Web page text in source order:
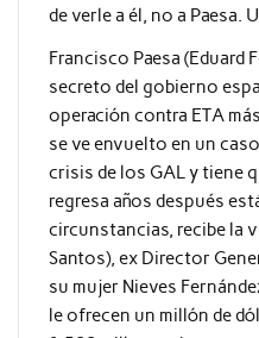
de verle a él, no a Paesa.
Francisco Paesa (Eduard
secreto del gobierno
operación contra ETA
se ve envuelto en un
crisis de los GAL y tiene
regresa años después
circunstancias, recibe la
Santos), ex Director
su mujer Nieves
le ofrecen un millón de